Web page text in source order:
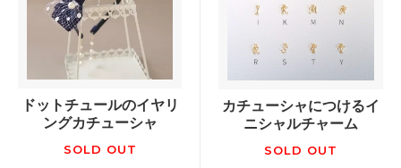
ドットチュールのイヤリ
ングカチューシャ
SOLD OUT
カチューシャにつけるイ
ニシャルチャーム
SOLD OUT